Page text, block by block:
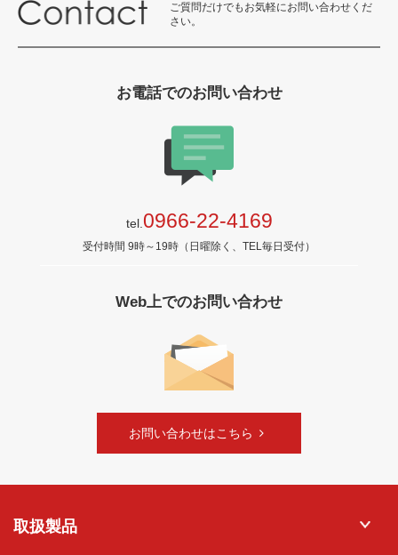
ご質問だけでもお気軽にお問い合わせくだ
さい。
お電話でのお問い合わせ
tel. 0966-22-4169
受付時間 9時～19時（日曜除く、TEL毎日受付）
Web上でのお問い合わせ
お問い合わせはこちら
取扱製品